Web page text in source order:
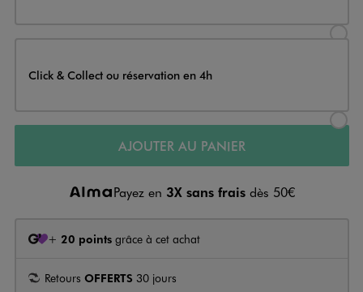
Click & Collect ou réservation en 4h
AJOUTER AU PANIER
Payez en 3X sans frais dès 50€
+ 20 points grâce à cet achat
Retours OFFERTS 30 jours